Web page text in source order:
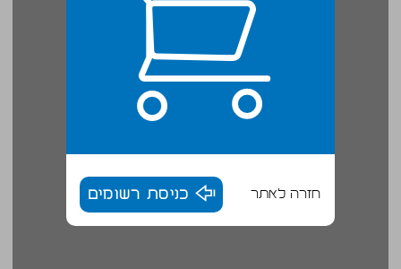
חזרה לאתר כניסת רשומים